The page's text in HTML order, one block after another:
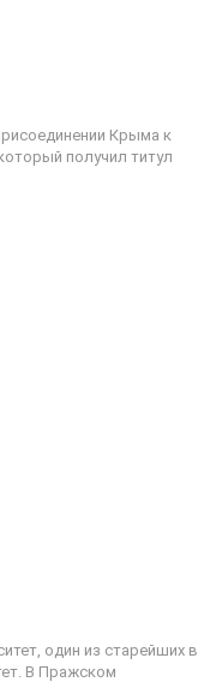
Крыма к
получил титул
один из старейших в
В Пражском